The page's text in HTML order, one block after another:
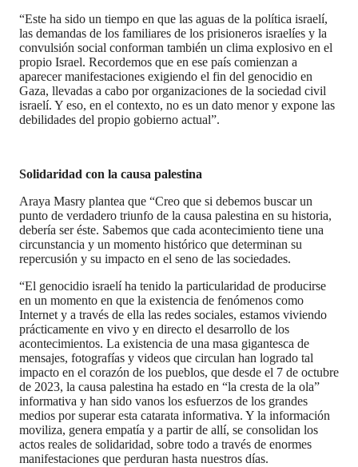
“Este ha sido un tiempo en que las aguas de la política israelí,
las demandas de los familiares de los prisioneros israelíes y la
convulsión social conforman también un clima explosivo en el
propio Israel. Recordemos que en ese país comienzan a
aparecer manifestaciones exigiendo el fin del genocidio en
Gaza, llevadas a cabo por organizaciones de la sociedad civil
israelí. Y eso, en el contexto, no es un dato menor y expone las
debilidades del propio gobierno actual”.
Solidaridad con la causa palestina
Araya Masry plantea que “Creo que si debemos buscar un
punto de verdadero triunfo de la causa palestina en su historia,
debería ser éste. Sabemos que cada acontecimiento tiene una
circunstancia y un momento histórico que determinan su
repercusión y su impacto en el seno de las sociedades.
“El genocidio israelí ha tenido la particularidad de producirse
en un momento en que la existencia de fenómenos como
Internet y a través de ella las redes sociales, estamos viviendo
prácticamente en vivo y en directo el desarrollo de los
acontecimientos. La existencia de una masa gigantesca de
mensajes, fotografías y videos que circulan han logrado tal
impacto en el corazón de los pueblos, que desde el 7 de octubre
de 2023, la causa palestina ha estado en “la cresta de la ola”
informativa y han sido vanos los esfuerzos de los grandes
medios por superar esta catarata informativa. Y la información
moviliza, genera empatía y a partir de allí, se consolidan los
actos reales de solidaridad, sobre todo a través de enormes
manifestaciones que perduran hasta nuestros días.